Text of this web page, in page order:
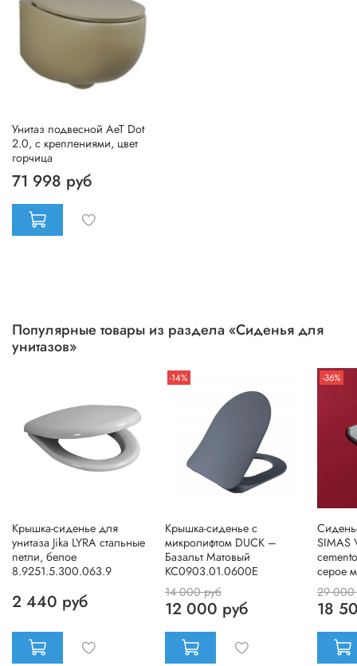
Унитаз подвесной AeT Dot
2.0, с креплениями, цвет
горчица
71 998 руб
Популярные товары из раздела «Сиденья для
унитазов»
Крышка-сиденье для
унитаза Jika LYRA стальные
петли, белое
8.9251.5.300.063.9
2 440 руб
-14%
Крышка-сиденье с
микролифтом DUCK –
Базальт Матовый
KC0903.01.0600E
14 000 руб
12 000 руб
-36%
SIMAS
серое
29 000
18